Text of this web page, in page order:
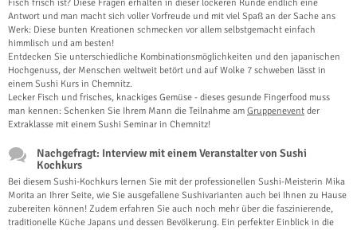
Fisch frisch ist? Diese Fragen erhalten in dieser lockeren Runde endlich eine
Antwort und man macht sich voller Vorfreude und mit viel Spaß an der Sache ans
Werk: Diese bunten Kreationen schmecken vor allem selbstgemacht einfach
himmlisch und am besten!
Entdecken Sie unterschiedliche Kombinationsmöglichkeiten und den japanischen
Hochgenuss, der Menschen weltweit betört und auf Wolke 7 schweben lässt in
einem Sushi Kurs in Chemnitz.
Lecker Fisch und frisches, knackiges Gemüse - dieses gesunde Fingerfood muss
man kennen: Schenken Sie Ihrem Mann die Teilnahme am Gruppenevent der
Extraklasse mit einem Sushi Seminar in Chemnitz!
Nachgefragt: Interview mit einem Veranstalter von Sushi
Kochkurs
Bei diesem Sushi-Kochkurs lernen Sie mit der professionellen Sushi-Meisterin Mika
Morita an Ihrer Seite, wie Sie ausgefallene Sushivarianten auch bei Ihnen zu Hause
zubereiten können! Zudem erfahren Sie auch noch mehr über die faszinierende,
traditionelle Küche Japans und dessen Bevölkerung. Ein perfekter Einblick in die